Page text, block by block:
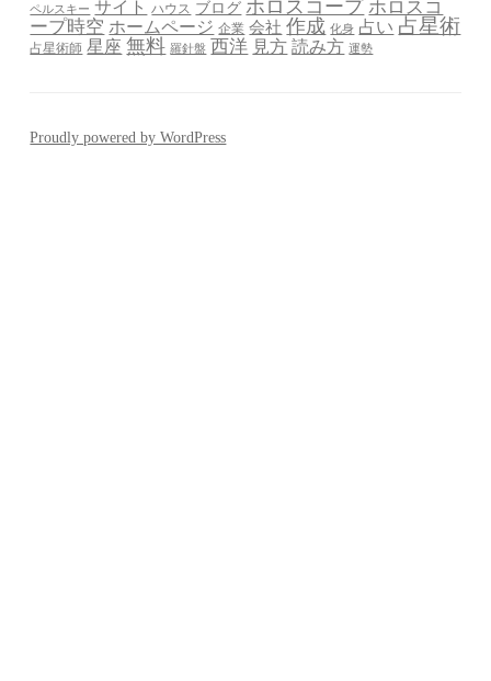
ペルスキー サイト ハウス ブログ ホロスコープ ホロスコ
ープ時空 ホームページ 企業 会社 作成 化身 占い 占星術
占星術師 星座 無料 羅針盤 西洋 見方 読み方 運勢
Proudly powered by WordPress